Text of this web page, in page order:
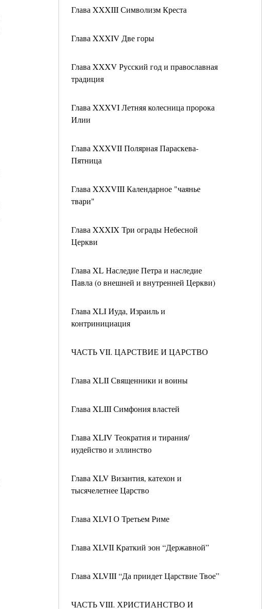
Глава XXXIII Символизм Креста
Глава XXXIV Две горы
Глава XXXV Русский год и православная
традиция
Глава XXXVI Летняя колесница пророка
Илии
Глава XXXVII Полярная Параскева-
Пятница
Глава XXXVIII Календарное "чаянье
твари"
Глава XXXIX Три ограды Небесной
Церкви
Глава XL Наследие Петра и наследие
Павла (о внешней и внутренней Церкви)
Глава XLI Иуда, Израиль и
контринициация
ЧАСТЬ VII. ЦАРСТВИЕ И ЦАРСТВО
Глава XLII Священники и воины
Глава XLIII Симфония властей
Глава XLIV Теократия и тирания/
иудейство и эллинство
Глава XLV Византия, катехон и
тысячелетнее Царство
Глава XLVI О Третьем Риме
Глава XLVII Краткий эон “Державной”
Глава XLVIII “Да приидет Царствие Твое”
ЧАСТЬ VIII. ХРИСТИАНСТВО И